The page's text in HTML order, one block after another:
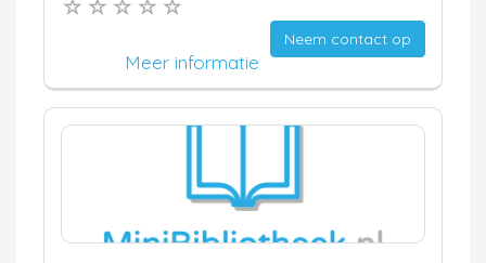
Neem contact op
Meer informatie